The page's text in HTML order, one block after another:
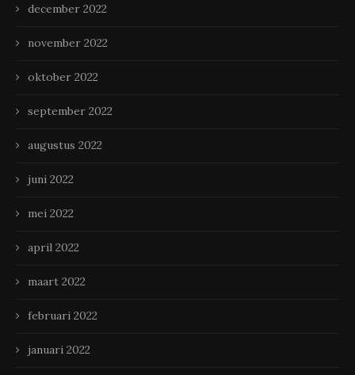
december 2022
november 2022
oktober 2022
september 2022
augustus 2022
juni 2022
mei 2022
april 2022
maart 2022
februari 2022
januari 2022